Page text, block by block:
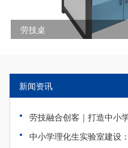
劳技桌
新闻资讯